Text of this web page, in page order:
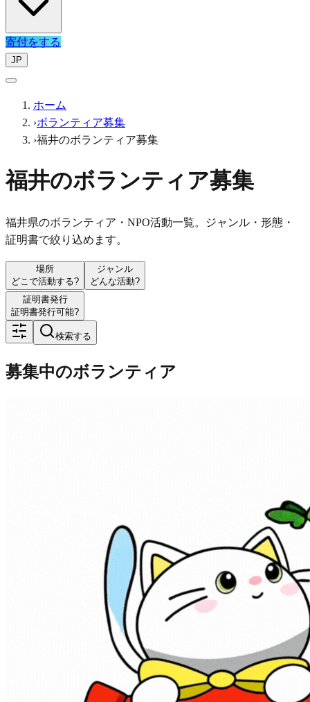
寄付をする
JP
ホーム
›ボランティア募集
›福井のボランティア募集
福井のボランティア募集
福井県のボランティア・NPO活動一覧。ジャンル・形態・
証明書で絞り込めます。
場所
どこで活動する?
ジャンル
どんな活動?
証明書発行
証明書発行可能?
検索する
募集中のボランティア